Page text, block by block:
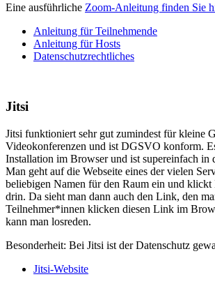
Eine ausführliche Zoom-Anleitung finden Sie
Anleitung für Teilnehmende
Anleitung für Hosts
Datenschutzrechtliches
Jitsi
Jitsi funktioniert sehr gut zumindest für kleine
Videokonferenzen und ist DGSVO konform.
Installation im Browser und ist supereinfach in
Man geht auf die Webseite eines der vielen
beliebigen Namen für den Raum ein und klickt
drin. Da sieht man dann auch den Link, den
Teilnehmer*innen klicken diesen Link im
kann man losreden.
Besonderheit: Bei Jitsi ist der Datenschutz
Jitsi-Website